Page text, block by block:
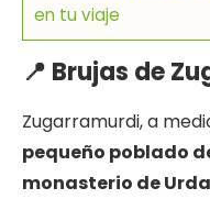
en tu viaje
📍 Brujas de
Zugarramurdi, a
pequeño poblado
monasterio de